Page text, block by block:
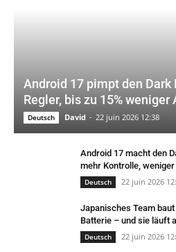
Android 17 pimpt den Dark
Regler, bis zu 15% weniger
Deutsch David - 22 juin 2026 12:38
Android 17 macht den
mehr Kontrolle,
Deutsch 22 juin 2026
Japanisches Team baut
Batterie – und sie läuft
Deutsch 22 juin 2026